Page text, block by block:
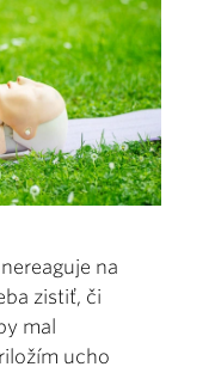
na
zistiť, či
mal
ucho